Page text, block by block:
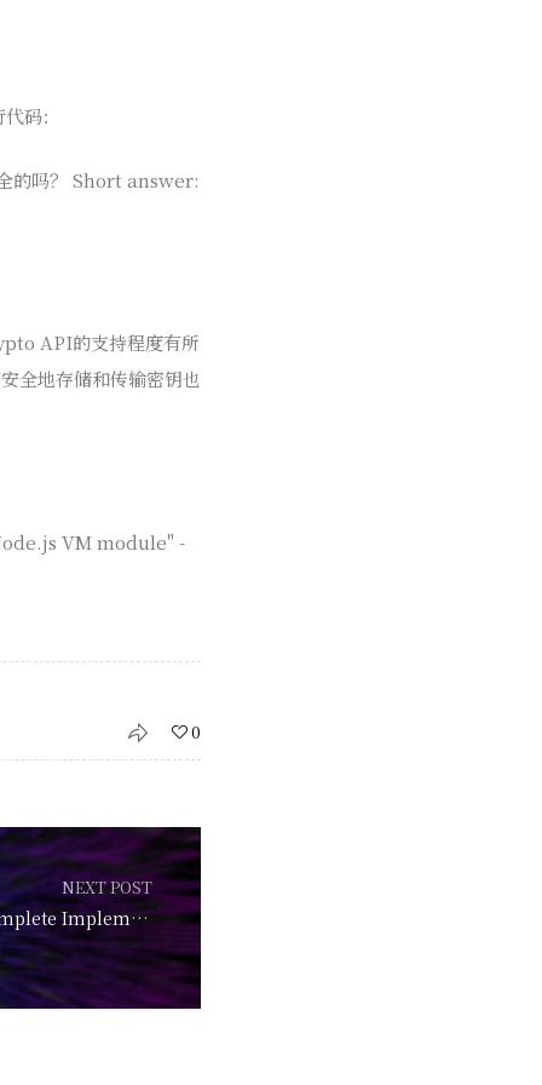
码：
吗？ Short answer:
API的支持程度有所
全地存储和传输密钥也
VM module" -
0
NEXT POST
Learn JavaScript: Complete Implementation Guide